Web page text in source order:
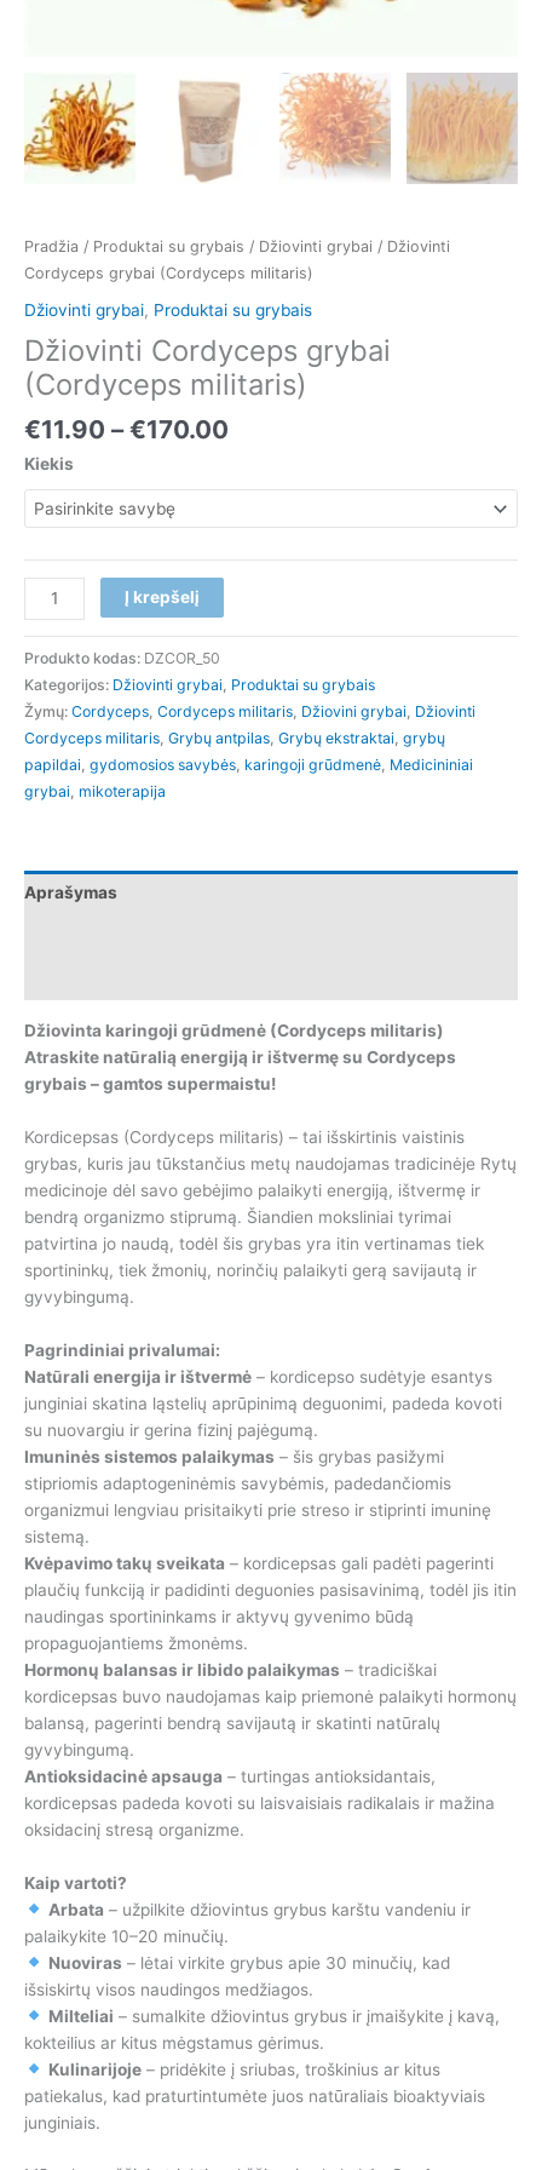
Pradžia / Produktai su grybais / Džiovinti grybai / Džiovinti
Cordyceps grybai (Cordyceps militaris)
Džiovinti grybai, Produktai su grybais
Džiovinti Cordyceps grybai
(Cordyceps militaris)
€11.90 – €170.00
Kiekis
Į krepšelį
Produkto kodas: DZCOR_50
Kategorijos: Džiovinti grybai Produktai su grybais
Žymų: Cordyceps Cordyceps militaris Džiovini grybai Džiovinti
Cordyceps militaris Grybų antpilas Grybų ekstraktai grybų
papildai gydomosios savybės karingoji grūdmenė Medicininiai
grybai mikoterapija
Aprašymas
Džiovinta karingoji grūdmenė (Cordyceps militaris)
Atraskite natūralią energiją ir ištvermę su Cordyceps
grybais – gamtos supermaistu!
Kordicepsas (Cordyceps militaris) – tai išskirtinis vaistinis
grybas, kuris jau tūkstančius metų naudojamas tradicinėje Rytų
medicinoje dėl savo gebėjimo palaikyti energiją, ištvermę ir
bendrą organizmo stiprumą. Šiandien moksliniai tyrimai
patvirtina jo naudą, todėl šis grybas yra itin vertinamas tiek
sportininkų, tiek žmonių, norinčių palaikyti gerą savijautą ir
gyvybingumą.
Pagrindiniai privalumai:
Natūrali energija ir ištvermė – kordicepso sudėtyje esantys
junginiai skatina ląstelių aprūpinimą deguonimi, padeda kovoti
su nuovargiu ir gerina fizinį pajėgumą.
Imuninės sistemos palaikymas – šis grybas pasižymi
stipriomis adaptogeninėmis savybėmis, padedančiomis
organizmui lengviau prisitaikyti prie streso ir stiprinti imuninę
sistemą.
Kvėpavimo takų sveikata – kordicepsas gali padėti pagerinti
plaučių funkciją ir padidinti deguonies pasisavinimą, todėl jis itin
naudingas sportininkams ir aktyvų gyvenimo būdą
propaguojantiems žmonėms.
Hormonų balansas ir libido palaikymas – tradiciškai
kordicepsas buvo naudojamas kaip priemonė palaikyti hormonų
balansą, pagerinti bendrą savijautą ir skatinti natūralų
gyvybingumą.
Antioksidacinė apsauga – turtingas antioksidantais,
kordicepsas padeda kovoti su laisvaisiais radikalais ir mažina
oksidacinį stresą organizme.
Kaip vartoti?
Arbata – užpilkite džiovintus grybus karštu vandeniu ir
palaikykite 10–20 minučių.
Nuoviras – lėtai virkite grybus apie 30 minučių, kad
išsiskirtų visos naudingos medžiagos.
Milteliai – sumalkite džiovintus grybus ir įmaišykite į kavą,
kokteilius ar kitus mėgstamus gėrimus.
Kulinarijoje– pridėkite į sriubas, troškinius ar kitus
patiekalus, kad praturtintumėte juos natūraliais bioaktyviais
junginiais.